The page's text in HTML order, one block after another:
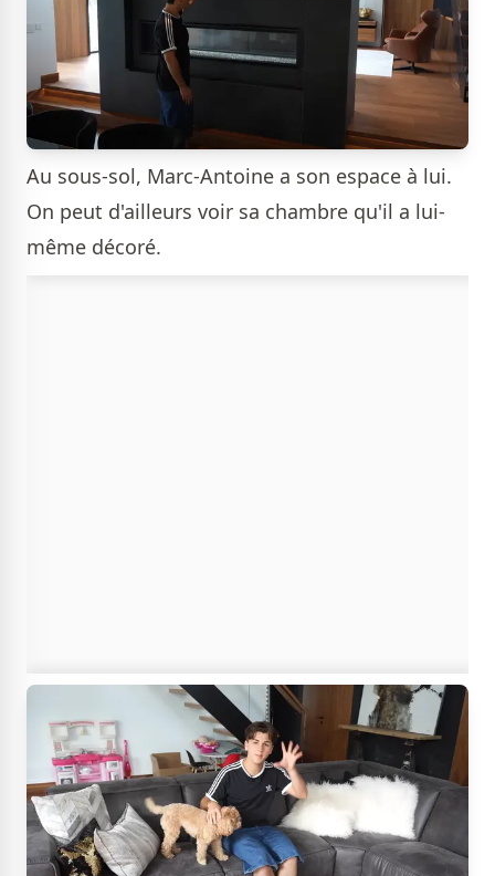
Au sous-sol, Marc-Antoine a son espace à lui.
On peut d'ailleurs voir sa chambre qu'il a lui-
même décoré.